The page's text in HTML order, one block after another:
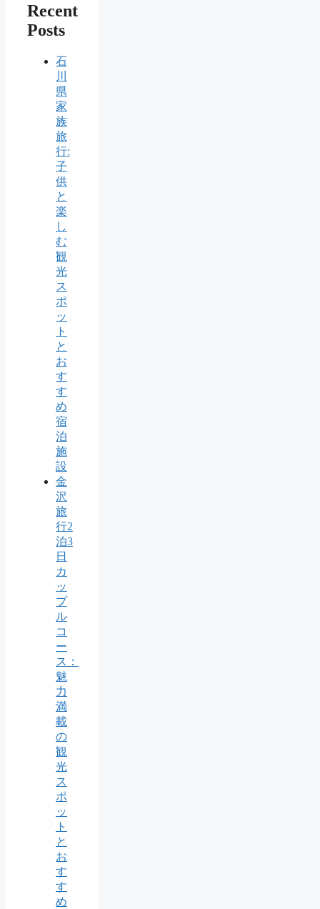
Recent
Posts
石
川
県
家
族
旅
行:
子
供
と
楽
し
む
観
光
ス
ポ
ッ
ト
と
お
す
す
め
宿
泊
施
設
金
沢
旅
行2
泊3
日
カ
ッ
プ
ル
コ
ー
ス：
魅
力
満
載
の
観
光
ス
ポ
ッ
ト
と
お
す
す
め